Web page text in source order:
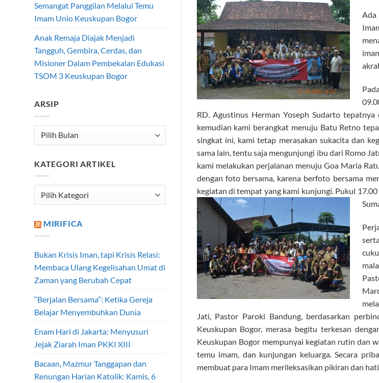
Semangat Panggilan Melalui Temu
Imam Unio Keuskupan Bogor
Anak Remaja Diajak Menjadi
Tangguh, Gembira, Cerdas, dan
Misioner Dalam Pembekalan Edukasi
TSOM 3 Keuskupan Bogor
ARSIP
Arsip
KATEGORI ARTIKEL
Kategori
Artikel
MIRIFICA
Bukan Krisis Iman, tapi Krisis Relasi:
Membaca Ulang Kegelisahan Umat di
Zaman yang Berubah Cepat
“Berjalan Bersama”: Ketika Gereja
Belajar Menyembuhkan Dunia
Enam Hari di Jakarta: Menyusuri
Jejak Ziarah Iman PKKI XIII
Bacaan, Mazmur Tanggapan dan
Renungan Harian Katolik: Kamis, 6
Ada
RD. Agustinus Herman Yoseph Sudarto
kemudian kami berangkat menuju Batu Retno
singkat ini, kami tetap merasakan sukacita dan
sama lain, tentu saja mengunjungi ibu dari Romo
kami melakukan perjalanan menuju Goa Maria
dengan foto bersama, karena berfoto bersama
kegiatan di tempat yang kami kunjungi. Pukul
Jati, Pastor Paroki Bandung, berdasarkan
Keuskupan Bogor, merasa begitu terkesan
Keuskupan Bogor mempunyai kegiatan rutin dan
temu imam, dan kunjungan keluarga. Secara
membuat para Imam merileksasikan pikiran dan